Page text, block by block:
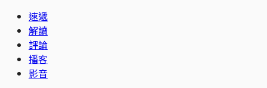
速遞
解讀
評論
播客
影音